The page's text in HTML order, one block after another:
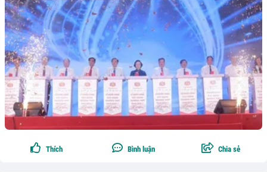
Thích Bình luận Chia sẻ